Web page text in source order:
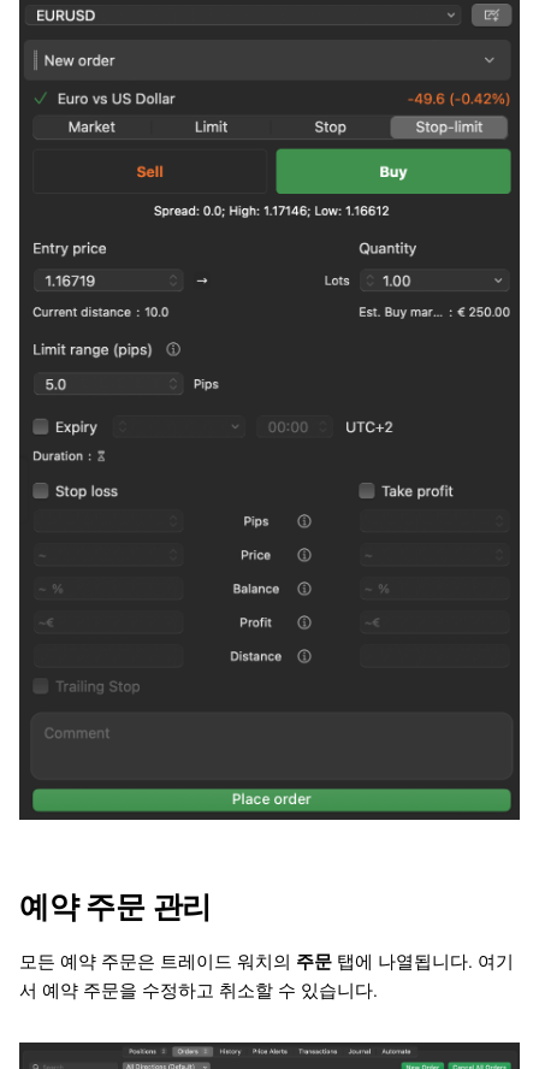
예약 주문 관리
모든 예약 주문은 트레이드 워치의 주문 탭에 나열됩니다. 여기
서 예약 주문을 수정하고 취소할 수 있습니다.